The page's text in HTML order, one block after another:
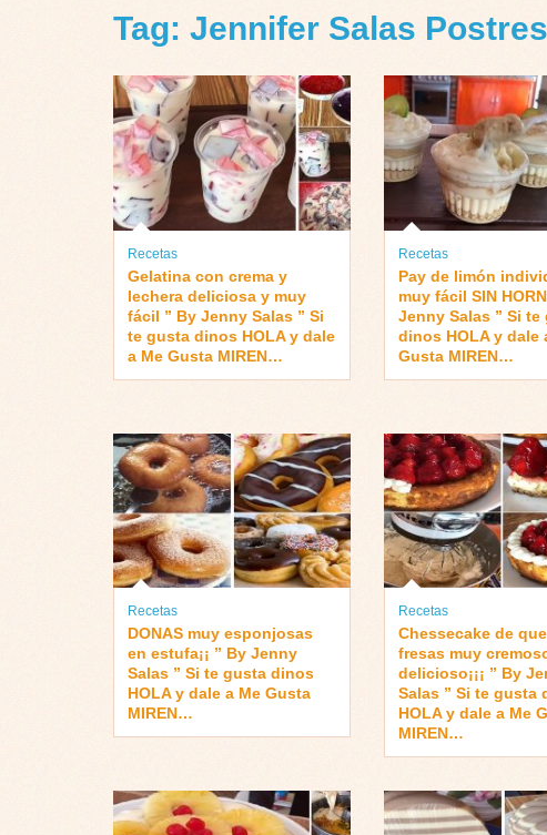
Tag: Jennifer Salas Postres
Recetas
Gelatina con crema y
lechera deliciosa y muy
fácil ” By Jenny Salas ” Si
te gusta dinos HOLA y dale
a Me Gusta MIREN…
Recetas
Pay de limón
muy fácil SIN
Jenny Salas ” Si te
dinos HOLA y dale
Gusta MIREN…
Recetas
DONAS muy esponjosas
en estufa¡¡ ” By Jenny
Salas ” Si te gusta dinos
HOLA y dale a Me Gusta
MIREN…
Recetas
Chessecake de
fresas muy
delicioso¡¡¡ ” By
Salas ” Si te gusta
HOLA y dale a Me
MIREN…